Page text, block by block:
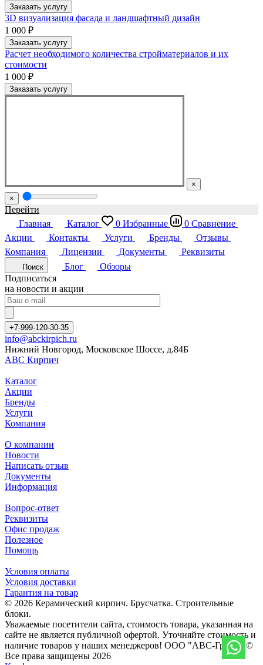
Заказать услугу
3D визуализация фасада и ландшафтный дизайн
1 000 ₽
Заказать услугу
Расчет необходимого количества стройматериалов и их
стоимости
1 000 ₽
Заказать услугу
×
×
Перейти
Главная
Каталог 0 Избранные 0 Сравнение
Акции
Контакты Услуги Бренды
Отзывы
Компания
Лицензии Документы Реквизиты
Поиск Блог
Обзоры
Подписаться
на новости и акции
+7-999-120-30-35
info@abckirpich.ru
Нижний Новгород, Московское Шоссе, д.84Б
АВС Кирпич
Каталог
Акции
Бренды
Услуги
Компания
О компании
Новости
Написать отзыв
Документы
Информация
Вопрос-ответ
Реквизиты
Офис продаж
Полезное
Помощь
Условия оплаты
Условия доставки
Гарантия на товар
© 2026 Керамический кирпич. Брусчатка. Строительные
блоки.
Уважаемые посетители сайта, стоимость товара, указанная на
сайте не является публичной офертой. Уточняйте стоимость и
наличие товаров у наших менеджеров! ООО "АВС-Групп" ©
Все права защищены 2026